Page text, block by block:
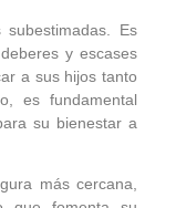
Es
y escases
a sus hijos tanto
es fundamental
su bienestar a
más cercana,